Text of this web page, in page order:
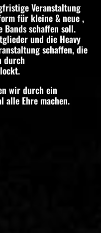
Veranstaltung
für kleine & neue ,
schaffen soll.
und die Heavy
schaffen, die
durch
wir durch ein
alle Ehre machen.